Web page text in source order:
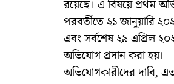
রয়েছে। এ বিষয়ে প্রথম
পরবর্তীতে ২১ জানুয়ারি
এবং সর্বশেষ ২৯ এপ্রিল
অভিযোগ প্রদান করা হয়।
অভিযোগকারীদের দাবি,